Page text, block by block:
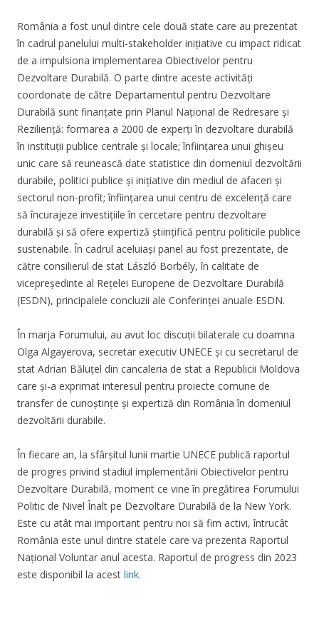
România a fost unul dintre cele două state care au prezentat
în cadrul panelului multi-stakeholder inițiative cu impact ridicat
de a impulsiona implementarea Obiectivelor pentru
Dezvoltare Durabilă. O parte dintre aceste activități
coordonate de către Departamentul pentru Dezvoltare
Durabilă sunt finanțate prin Planul Național de Redresare și
Reziliență: formarea a 2000 de experți în dezvoltare durabilă
în instituții publice centrale și locale; înființarea unui ghișeu
unic care să reunească date statistice din domeniul dezvoltării
durabile, politici publice și inițiative din mediul de afaceri și
sectorul non-profit; înființarea unui centru de excelență care
să încurajeze investițiile în cercetare pentru dezvoltare
durabilă și să ofere expertiză științifică pentru politicile publice
sustenabile. În cadrul aceluiași panel au fost prezentate, de
către consilierul de stat László Borbély, în calitate de
vicepreședinte al Rețelei Europene de Dezvoltare Durabilă
(ESDN), principalele concluzii ale Conferinței anuale ESDN.
În marja Forumului, au avut loc discuții bilaterale cu doamna
Olga Algayerova, secretar executiv UNECE și cu secretarul de
stat Adrian Băluțel din cancaleria de stat a Republicii Moldova
care și-a exprimat interesul pentru proiecte comune de
transfer de cunoștințe și expertiză din România în domeniul
dezvoltării durabile.
În fiecare an, la sfârșitul lunii martie UNECE publică raportul
de progres privind stadiul implementării Obiectivelor pentru
Dezvoltare Durabilă, moment ce vine în pregătirea Forumului
Politic de Nivel Înalt pe Dezvoltare Durabilă de la New York.
Este cu atât mai important pentru noi să fim activi, întrucât
România este unul dintre statele care va prezenta Raportul
Național Voluntar anul acesta. Raportul de progress din 2023
este disponibil la acest link.